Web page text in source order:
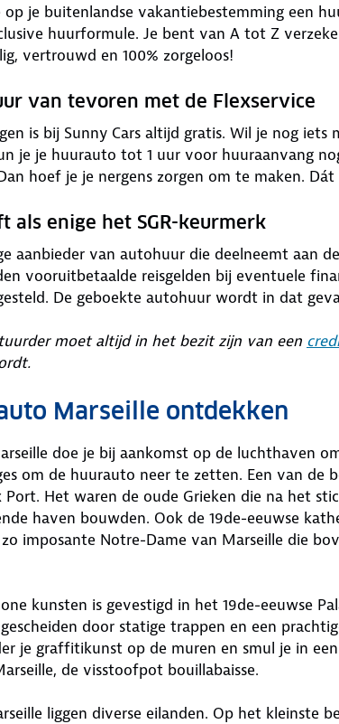
op je buitenlandse vakantiebestemming een
huurformule. Je bent van A tot Z
vertrouwd en 100% zorgeloos!
van tevoren met de Flexservice
is bij Sunny Cars altijd gratis. Wil je nog
je je huurauto tot 1 uur voor huuraanvang
hoef je je nergens zorgen om te maken.
als enige het SGR-keurmerk
aanbieder van autohuur die deelneemt aan
vooruitbetaalde reisgelden bij eventuele
De geboekte autohuur wordt in dat
moet altijd in het bezit zijn van een
Marseille ontdekken
doe je bij aankomst op de luchthaven
om de huurauto neer te zetten. Een van de
Port. Het waren de oude Grieken die na het
haven bouwden. Ook de 19de-eeuwse
imposante Notre-Dame van Marseille die
kunsten is gevestigd in het 19de-eeuwse
door statige trappen en een
je graffitikunst op de muren en smul je in
de visstoofpot bouillabaisse.
liggen diverse eilanden. Op het kleinste